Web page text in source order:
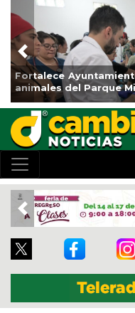
Ayuntamiento de
del Parque Miguel
Previous
Previous